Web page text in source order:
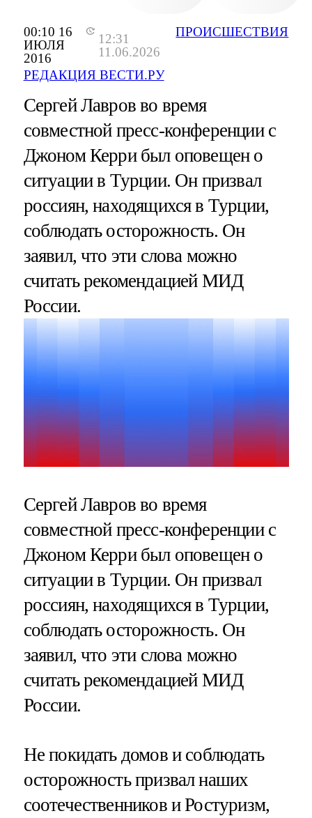
00:10 16
ИЮЛЯ
2016
12:31
11.06.2026
РЕДАКЦИЯ ВЕСТИ.РУ
ПРОИСШЕСТВИЯ
Сергей Лавров во время
совместной пресс-конференции с
Джоном Керри был оповещен о
ситуации в Турции. Он призвал
россиян, находящихся в Турции,
соблюдать осторожность. Он
заявил, что эти слова можно
считать рекомендацией МИД
России.
Сергей Лавров во время
совместной пресс-конференции с
Джоном Керри был оповещен о
ситуации в Турции. Он призвал
россиян, находящихся в Турции,
соблюдать осторожность. Он
заявил, что эти слова можно
считать рекомендацией МИД
России.
Не покидать домов и соблюдать
осторожность призвал наших
соотечественников и Ростуризм,